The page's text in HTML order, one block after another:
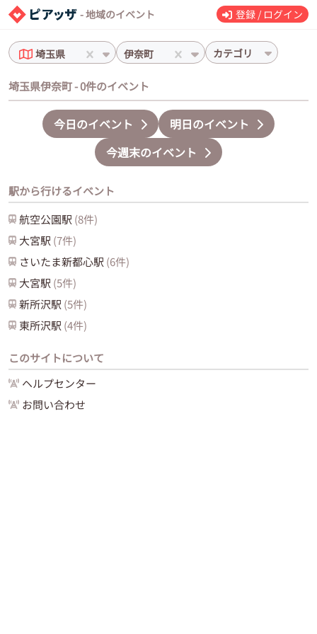
- 地域のイベント 登録 / ログイン
埼玉県 伊奈町 カテゴリ
埼玉県伊奈町 - 0件のイベント
今日のイベント
明日のイベント
今週末のイベント
駅から行けるイベント
航空公園駅 (8件)
大宮駅 (7件)
さいたま新都心駅 (6件)
大宮駅 (5件)
新所沢駅 (5件)
東所沢駅 (4件)
このサイトについて
ヘルプセンター
お問い合わせ